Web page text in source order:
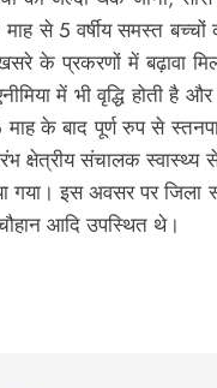
से 5 वर्षीय समस्त
प्रकरणों में बढ़ावा
में भी वृद्धि होती है और
के बाद पूर्ण रुप से
संचालक स्वास्थ्य
इस अवसर पर जिला
आदि उपस्थित थे।